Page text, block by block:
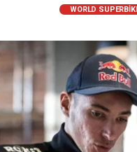
WORLD